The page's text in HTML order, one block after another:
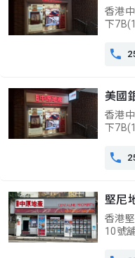
香港
下

美國
香港
下

堅尼
香港
10號舖